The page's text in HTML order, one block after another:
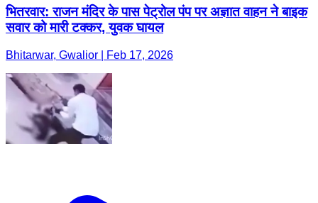
भितरवार: राजन मंदिर के पास पेट्रोल पंप पर अज्ञात वाहन ने बाइक
सवार को मारी टक्कर, युवक घायल
Bhitarwar, Gwalior | Feb 17, 2026